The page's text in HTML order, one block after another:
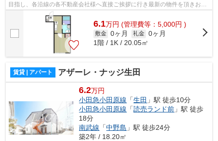
目指し、各沿線の各不動産会社様へ直接ご挨拶に行き最新の物件を頂きお客
様へ提供しております！最新の情報は...
6.1万円 (管理費等：5,000円 )
敷金 0ヶ月 礼金 0ヶ月
1階 / 1K / 20.05㎡
賃貸 | アパート アザーレ・ナッジ生田
6.2万円
小田急小田原線 「生田 」駅 徒歩10分
小田急小田原線 「読売ランド前 」駅 徒歩
18分
南武線 「中野島 」駅 徒歩24分
築2年 / 18.20㎡